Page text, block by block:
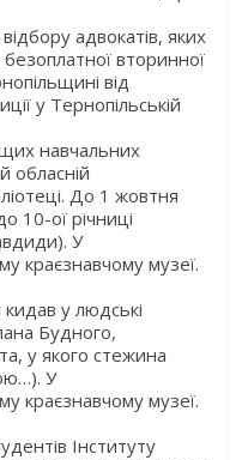
адвокатів, яких
вторинної
від
у Тернопільській
навчальних
обласній
До 1 жовтня
10-ої річниці
У
краєзнавчому музеї.
у людські
Будного,
у якого стежина
У
краєзнавчому музеї.
Інституту